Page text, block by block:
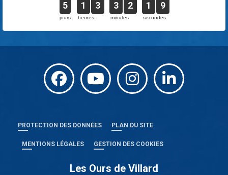
5
jours
1 3
heures
3 2
minutes
1 8
secondes
PROTECTION DES DONNÉES PLAN DU SITE
MENTIONS LÉGALES GESTION DES COOKIES
Les Ours de Villard